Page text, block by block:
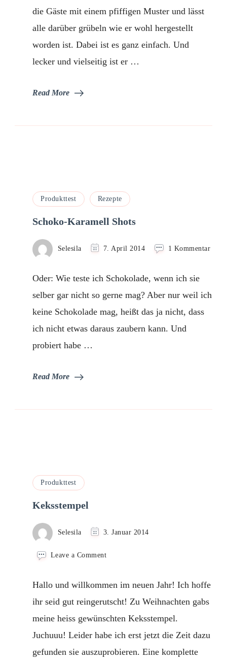
die Gäste mit einem pfiffigen Muster und lässt
alle darüber grübeln wie er wohl hergestellt
worden ist. Dabei ist es ganz einfach. Und
lecker und vielseitig ist er …
Read More
Produkttest Rezepte
Schoko-Karamell Shots
Selesila 7. April 2014 1 Kommentarzu
Oder: Wie teste ich Schokolade, wenn ich sie
selber gar nicht so gerne mag? Aber nur weil ich
keine Schokolade mag, heißt das ja nicht, dass
ich nicht etwas daraus zaubern kann. Und
probiert habe …
Read More
Produkttest
Keksstempel
Selesila 3. Januar 2014
Leave a Commenton
Hallo und willkommen im neuen Jahr! Ich hoffe
ihr seid gut reingerutscht! Zu Weihnachten gabs
meine heiss gewünschten Keksstempel.
Juchuuu! Leider habe ich erst jetzt die Zeit dazu
gefunden sie auszuprobieren. Eine komplette